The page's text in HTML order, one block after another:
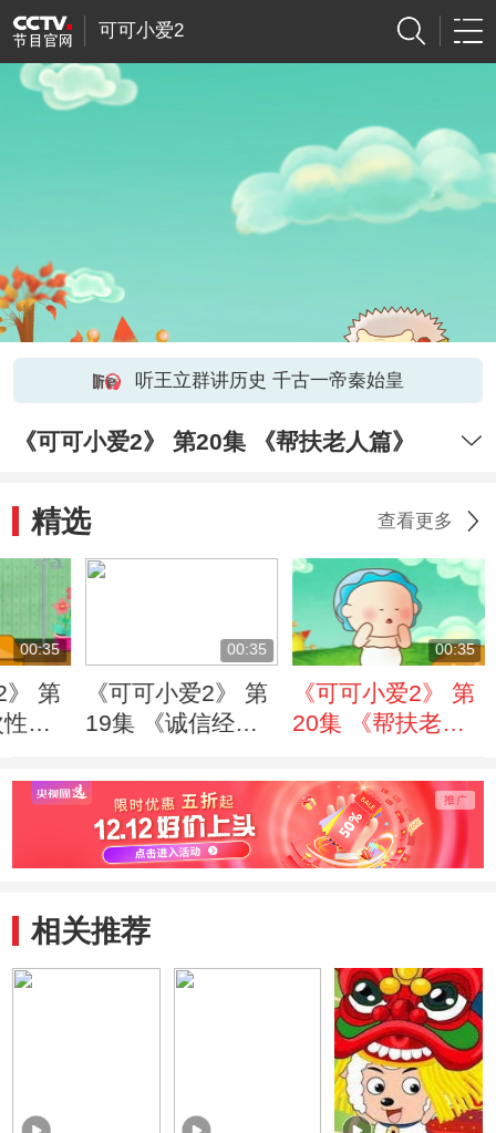
可可小爱2
听王立群讲历史 千古一帝秦始皇
《可可小爱2》 第20集 《帮扶老人篇》
精选 查看更多
00:35
》 第
筷
00:35
《可可小爱2》 第
19集 《诚信经营
00:35
《可可小爱2》 第
20集 《帮扶老人
相关推荐